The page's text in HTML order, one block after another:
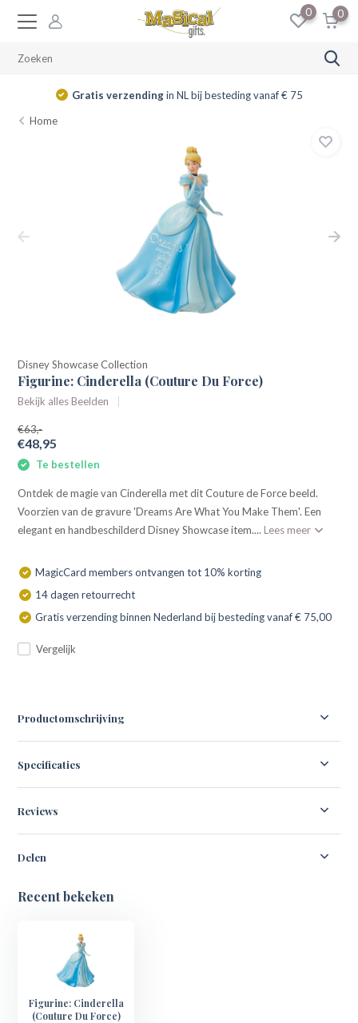
0 0
Gratis verzendingin NL bij besteding vanaf € 75
Home
Disney Showcase Collection
Figurine: Cinderella (Couture Du Force)
Bekijk alles Beelden
€63,-
€48,95
Te bestellen
Ontdek de magie van Cinderella met dit Couture de Force beeld.
Voorzien van de gravure 'Dreams Are What You Make Them'. Een
elegant en handbeschilderd Disney Showcase item.... Lees meer
MagicCard members ontvangen tot 10% korting
14 dagen retourrecht
Gratis verzending binnen Nederland bij besteding vanaf € 75,00
Vergelijk
Productomschrijving
Specificaties
Reviews
Delen
Recent bekeken
Figurine: Cinderella
(Couture Du Force)